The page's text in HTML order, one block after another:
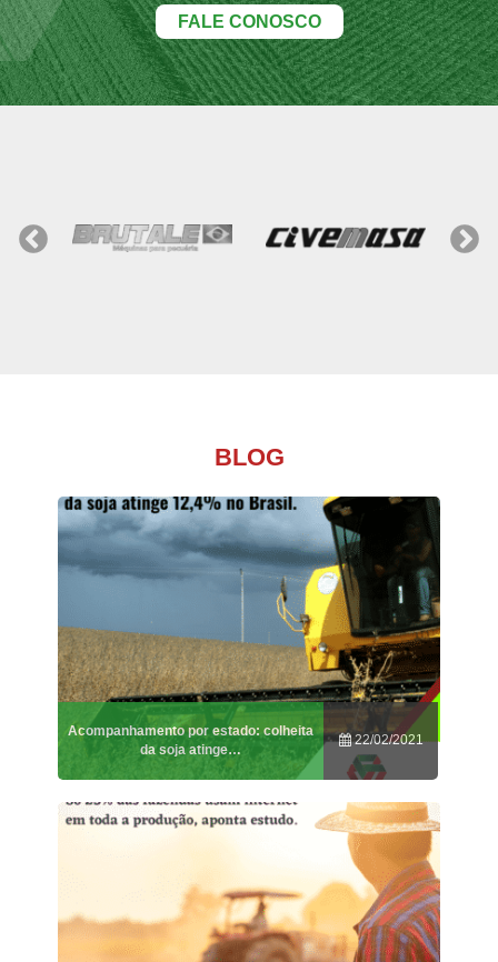
FALE CONOSCO
BLOG
Acompanhamento por estado: colheita
da soja atinge…
22/02/2021